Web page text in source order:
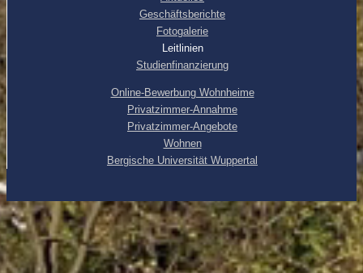
Geschäftsberichte
Fotogalerie
Leitlinien
Studienfinanzierung
Online-Bewerbung Wohnheime
Privatzimmer-Annahme
Privatzimmer-Angebote
Wohnen
Bergische Universität Wuppertal